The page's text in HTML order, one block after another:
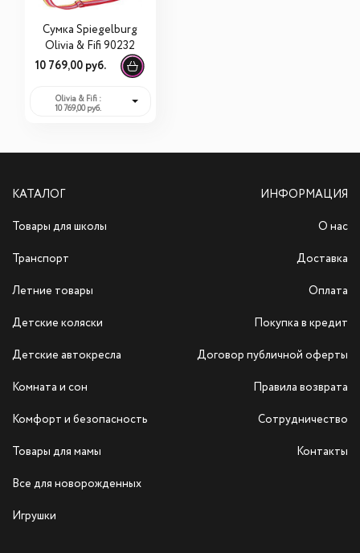
Сумка Spiegelburg
Olivia & Fifi 90232
10 769,00 руб.
Olivia & Fifi :
10 769,00 руб.
КАТАЛОГ
Товары для школы
Транспорт
Летние товары
Детские коляски
Детские автокресла
Комната и сон
Комфорт и безопасность
Товары для мамы
Все для новорожденных
Игрушки
ИНФОРМАЦИЯ
О нас
Доставка
Оплата
Покупка в кредит
Договор публичной оферты
Правила возврата
Сотрудничество
Контакты